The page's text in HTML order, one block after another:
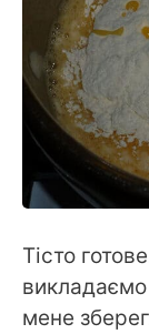
Тісто
мене